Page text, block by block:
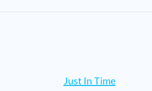
Just In Time